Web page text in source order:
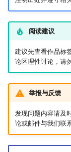
阅读建议
建议先查看作品标
论区理性讨论，请
举报与反馈
发现问题内容请及
论或邮件与我们联系